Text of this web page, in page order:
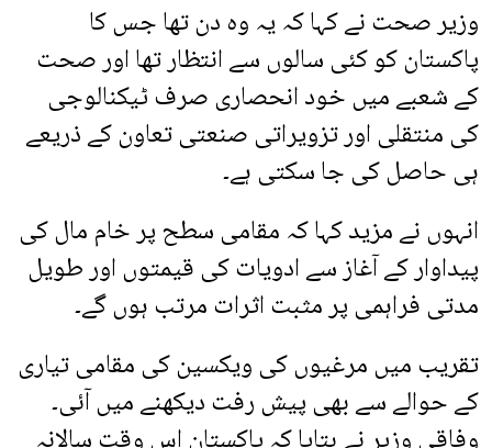
وزیر صحت نے کہا کہ یہ وہ دن تھا جس کا
پاکستان کو کئی سالوں سے انتظار تھا اور صحت
کے شعبے میں خود انحصاری صرف ٹیکنالوجی
کی منتقلی اور تزویراتی صنعتی تعاون کے ذریعے
ہی حاصل کی جا سکتی ہے۔
انہوں نے مزید کہا کہ مقامی سطح پر خام مال کی
پیداوار کے آغاز سے ادویات کی قیمتوں اور طویل
مدتی فراہمی پر مثبت اثرات مرتب ہوں گے۔
تقریب میں مرغیوں کی ویکسین کی مقامی تیاری
کے حوالے سے بھی پیش رفت دیکھنے میں آئی۔